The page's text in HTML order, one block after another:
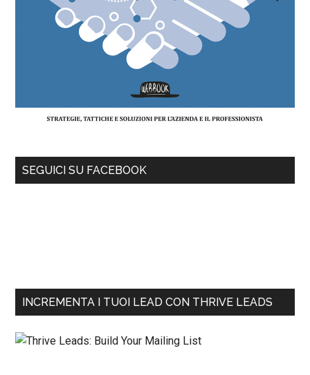
SEGUICI SU FACEBOOK
INCREMENTA I TUOI LEAD CON THRIVE LEADS